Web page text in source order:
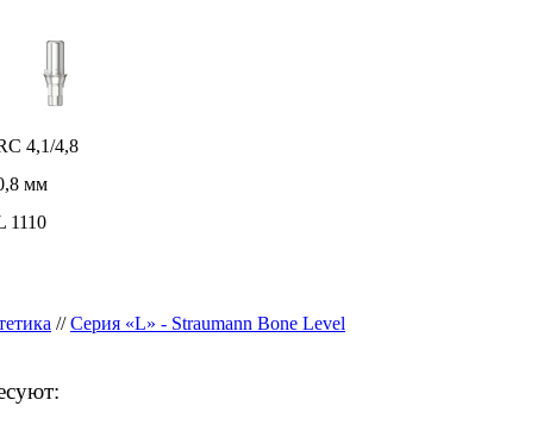
4,1/4,8
мм
1110
//Серия «L» - Straumann Bone Level